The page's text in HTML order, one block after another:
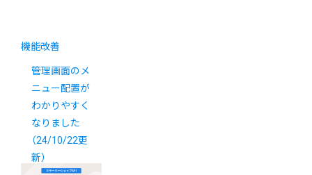
機能改善
管理画面のメ
ニュー配置が
わかりやすく
なりました
（24/10/22更
新）